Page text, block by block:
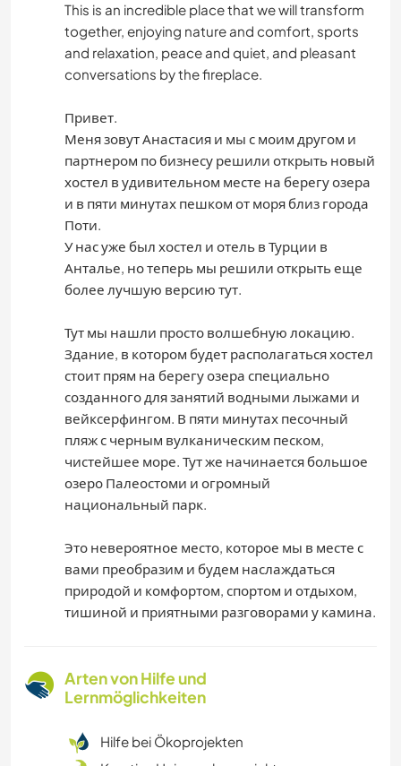
This is an incredible place that we will transform
together, enjoying nature and comfort, sports
and relaxation, peace and quiet, and pleasant
conversations by the fireplace.
Привет.
Меня зовут Анастасия и мы с моим другом и
партнером по бизнесу решили открыть новый
хостел в удивительном месте на берегу озера
и в пяти минутах пешком от моря близ города
Поти.
У нас уже был хостел и отель в Турции в
Анталье, но теперь мы решили открыть еще
более лучшую версию тут.
Тут мы нашли просто волшебную локацию.
Здание, в котором будет располагаться хостел
стоит прям на берегу озера специально
созданного для занятий водными лыжами и
вейксерфингом. В пяти минутах песочный
пляж с черным вулканическим песком,
чистейшее море. Тут же начинается большое
озеро Палеостоми и огромный
национальный парк.
Это невероятное место, которое мы в месте с
вами преобразим и будем наслаждаться
природой и комфортом, спортом и отдыхом,
тишиной и приятными разговорами у камина.
Arten von Hilfe und
Lernmöglichkeiten
Hilfe bei Ökoprojekten